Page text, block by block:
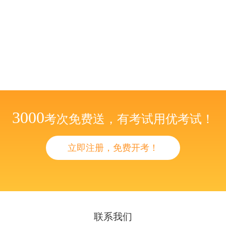
3000考次免费送，有考试用优考试！
立即注册，免费开考！
联系我们